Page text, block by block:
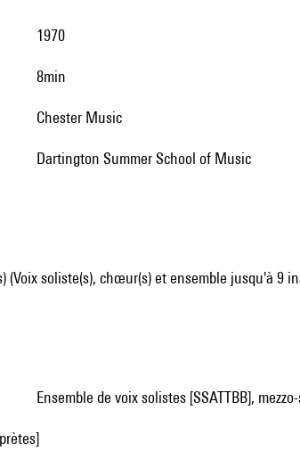
1970
8min
Chester Music
Dartington Summer School of Music
(Voix soliste(s), chœur(s) et ensemble jusqu'à 9
ensemble de voix solistes [SSATTBB],